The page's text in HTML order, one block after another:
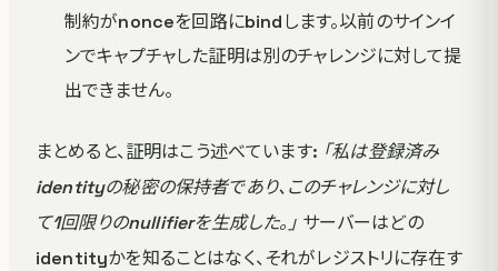
制約がnonceを回路にbindします。以前のサインイ
ンでキャプチャした証明は別のチャレンジに対して提
出できません。
まとめると、証明はこう述べています: 「私は登録済み
identityの秘密の保持者であり、このチャレンジに対し
て1回限りのnullifierを生成した。」 サーバーはどの
identityかを知ることはなく、それがレジストリに存在す